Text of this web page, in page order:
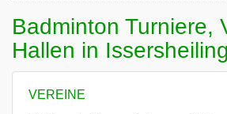
Badminton Turniere,
Hallen in
VEREINE